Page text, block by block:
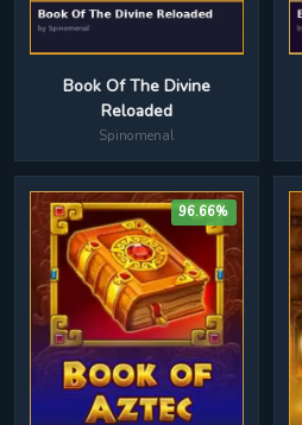
Book Of The Divine
Reloaded
Spinomenal
96.66%